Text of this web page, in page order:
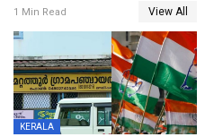
മാനസികപീഡനമെന്ന് കുറിപ്പ്
1 Min Read View All
KERALA